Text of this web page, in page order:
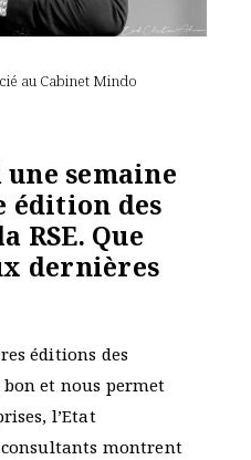
au Cabinet Mindo
une semaine
édition des
RSE. Que
dernières
éditions des
bon et nous permet
l’Etat
consultants montrent